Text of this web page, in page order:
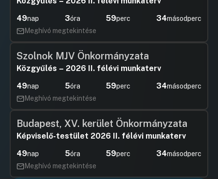
12 Vöröskereszt
UGRÁS A NAPIREND ELEJÉRE
13 Óvoda - létszámbővítés
HozzászólásokUgrás a napirendi pontra
49nap 3óra 59perc 33másodperc
Meghívó megtekintése
Szolnok MJV Önkormányzata
Közgyűlés – 2026 II. félévi munkaterv
49nap 5óra 59perc 33másodperc
Meghívó megtekintése
Budapest, XV. kerület Önkormányzata
Képviselő-testület 2026 II. félévi munkaterv
49nap 5óra 59perc 33másodperc
Meghívó megtekintése